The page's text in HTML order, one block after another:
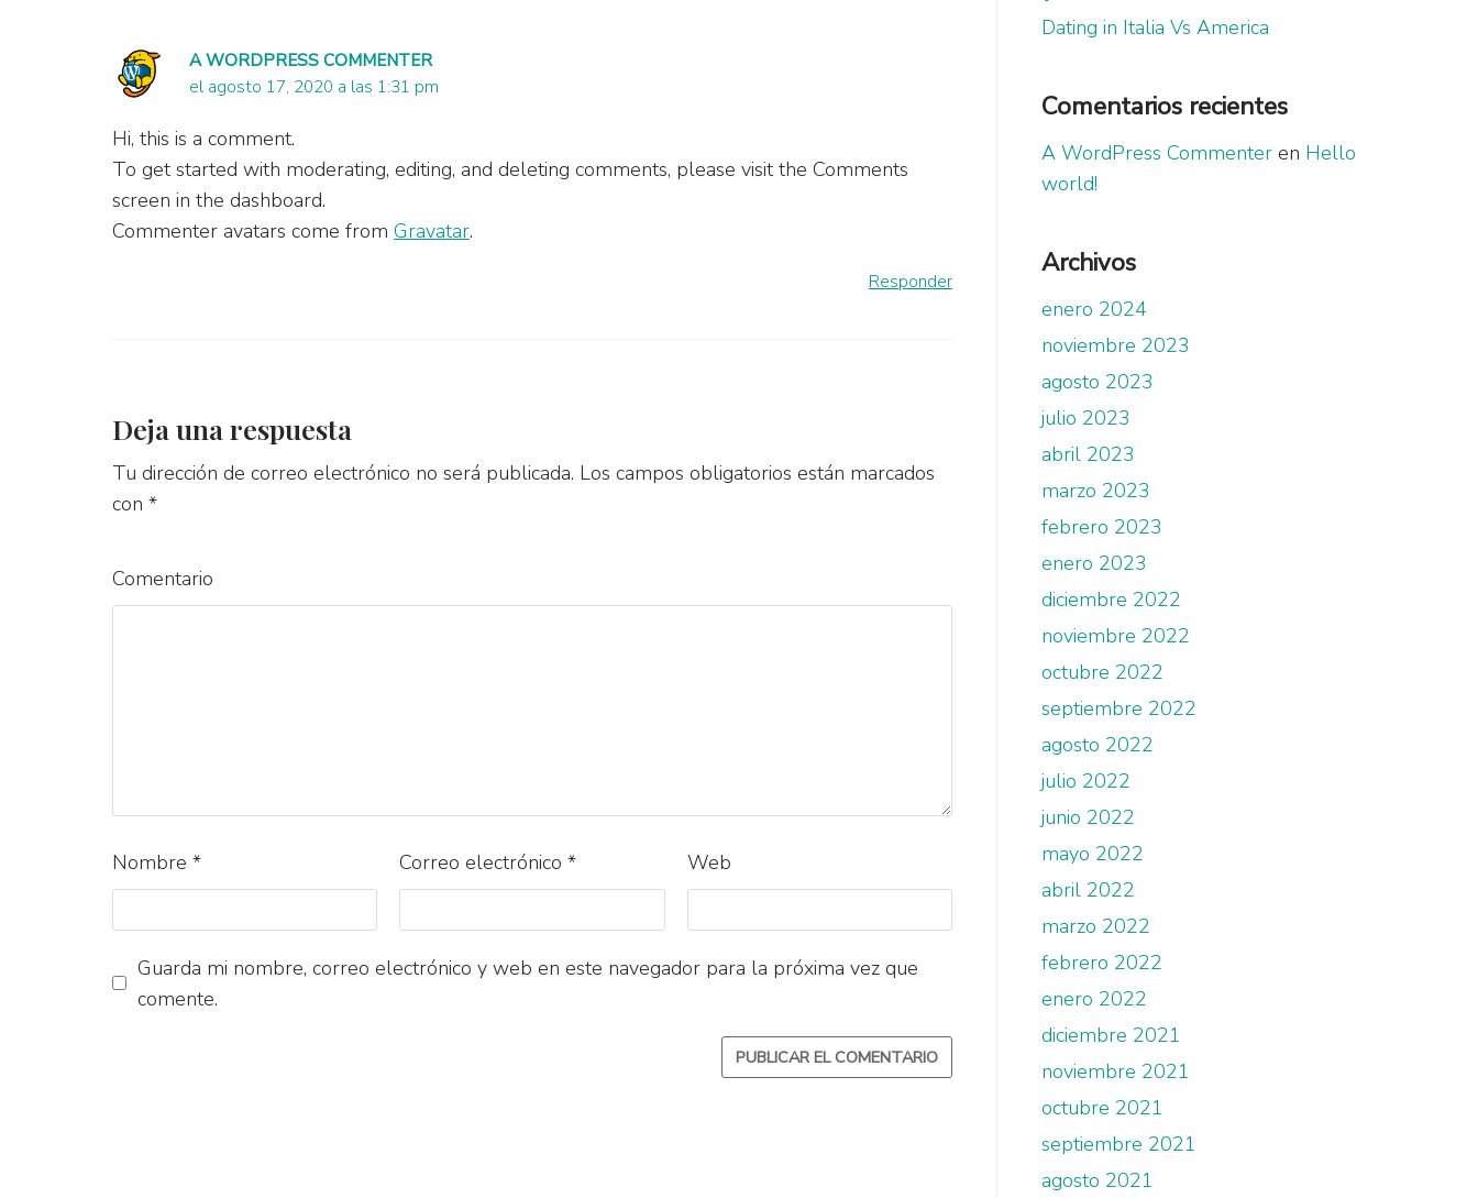
A WORDPRESS COMMENTER
el agosto 17, 2020 a las 1:31 pm
Hi, this is a comment.
To get started with moderating, editing, and deleting comments, please visit the Comments
screen in the dashboard.
Commenter avatars come from Gravatar.
Responder
Deja una respuesta
Tu dirección de correo electrónico no será publicada. Los campos obligatorios están marcados
con *
Comentario
Nombre * Correo electrónico* Web
Guarda mi nombre, correo electrónico y web en este navegador para la próxima vez que
comente.
Dating in Italia Vs America
Comentarios recientes
A WordPress Commenter en Hello
world!
Archivos
enero 2024
noviembre 2023
agosto 2023
julio 2023
abril 2023
marzo 2023
febrero 2023
enero 2023
diciembre 2022
noviembre 2022
octubre 2022
septiembre 2022
agosto 2022
julio 2022
junio 2022
mayo 2022
abril 2022
marzo 2022
febrero 2022
enero 2022
diciembre 2021
noviembre 2021
octubre 2021
septiembre 2021
agosto 2021